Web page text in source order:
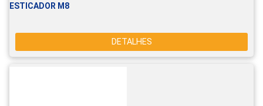
ESTICADOR M8
DETALHES